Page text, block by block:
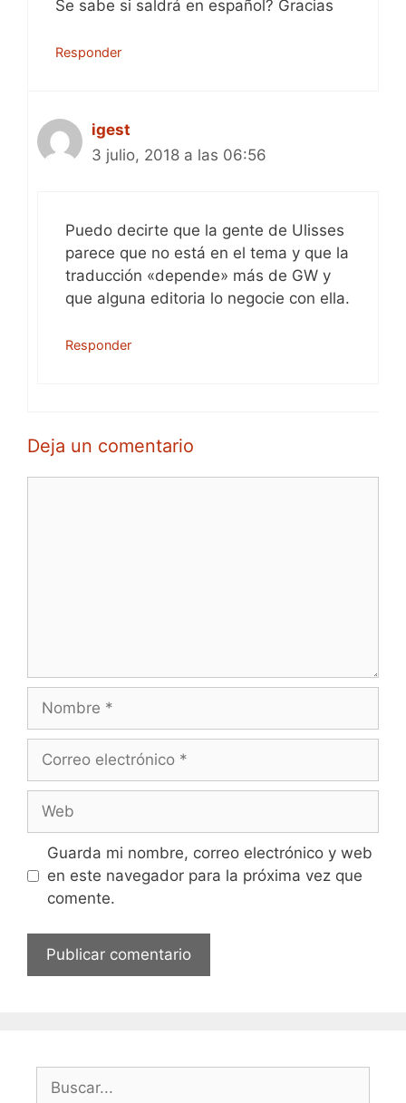
Se sabe si saldrá en español? Gracias
Responder
igest
3 julio, 2018 a las 06:56
Puedo decirte que la gente de Ulisses
parece que no está en el tema y que la
traducción «depende» más de GW y
que alguna editoria lo negocie con ella.
Responder
Deja un comentario
Nombre
Correo
Web
Guarda mi nombre, correo electrónico y web
en este navegador para la próxima vez que
comente.